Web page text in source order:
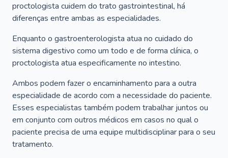
proctologista cuidem do trato gastrointestinal, há
diferenças entre ambas as especialidades.
Enquanto o gastroenterologista atua no cuidado do
sistema digestivo como um todo e de forma clínica, o
proctologista atua especificamente no intestino.
Ambos podem fazer o encaminhamento para a outra
especialidade de acordo com a necessidade do paciente.
Esses especialistas também podem trabalhar juntos ou
em conjunto com outros médicos em casos no qual o
paciente precisa de uma equipe multidisciplinar para o seu
tratamento.